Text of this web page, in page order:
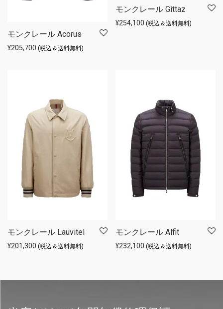
モンクレール Acorus
¥205,700 (税込＆送料無料)
モンクレール Gittaz
¥254,100 (税込＆送料無料)
モンクレール Lauvitel
¥201,300 (税込＆送料無料)
モンクレール Alfit
¥232,100 (税込＆送料無料)